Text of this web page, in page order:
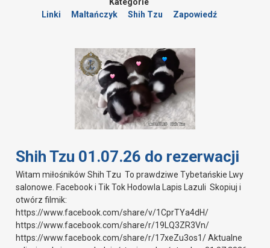
Linki
Maltańczyk Shih Tzu Zapowiedź
Shih Tzu 01.07.26 do rezerwacji
Witam miłośników Shih Tzu To prawdziwe Tybetańskie Lwy
salonowe. Facebook i Tik Tok Hodowla Lapis Lazuli Skopiuj i
otwórz filmik:
https://www.facebook.com/share/v/1CprTYa4dH/
https://www.facebook.com/share/r/19LQ3ZR3Vn/
https://www.facebook.com/share/r/17xeZu3os1/ Aktualne